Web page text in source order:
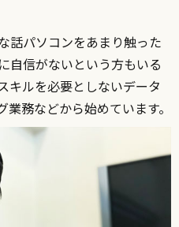
話パソコンをあまり触った
自信がないという方もいる
キルを必要としないデータ
務などから始めています。